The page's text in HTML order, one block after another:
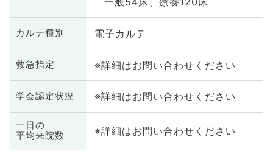
カルテ種別 電子カルテ
救急指定 ※詳細はお問い合わせください
学会認定状況 ※詳細はお問い合わせください
一日の
平均来院数
※詳細はお問い合わせください